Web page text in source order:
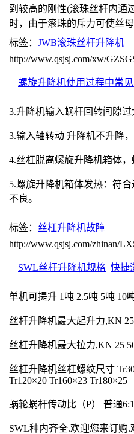
到较高的刚性(滚珠丝杆内通
时，由于滚珠的斥力可使丝
标签： JWB滚珠丝杆升降机
http://www.qsjsj.com/xw/
螺旋升降机使用过程中常
3.升降机输入蜗杆回转间隙
3.输入轴转动 升降机不升降
4.丝杠脱离螺旋升降机箱体
5.螺旋升降机箱体发热：符
不良。
标签： 丝杠升降机故障
http://www.qsjsj.com/zhinan/
SWL丝杆升降机规格 快捷
单机可提升 1吨 2.5吨 5吨 10
丝杆升降机最大起升力,KN 25
丝杠升降机最大拉力,KN 25
丝杠升降机丝杠螺纹尺寸
Tr120×20 Tr160×23 Tr180×25
蜗轮蜗杆传动比（P） 普通6:1
SWL种内齐全.欢迎您来订购